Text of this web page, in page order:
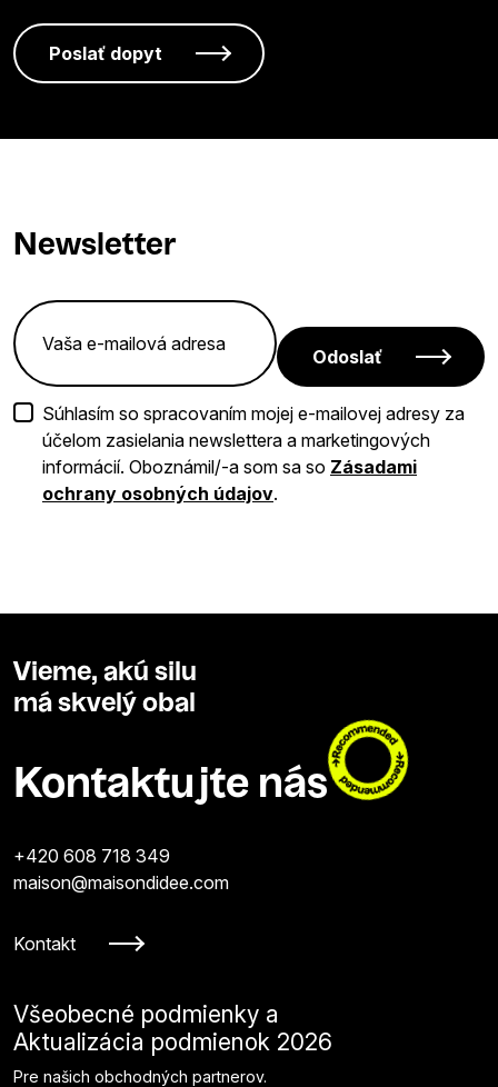
Newsletter
Odoslať
Súhlasím so spracovaním mojej e-mailovej adresy za
účelom zasielania newslettera a marketingových
informácií. Oboznámil/-a som sa so Zásadami
ochrany osobných údajov.
Vieme, akú silu
má skvelý obal
Kontaktujte nás
+420 608 718 349
maison@maisondidee.com
Kontakt
Všeobecné podmienky a
Aktualizácia podmienok 2026
Pre našich obchodných partnerov.